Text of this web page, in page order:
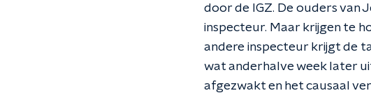
door de IGZ. De ouders van
inspecteur. Maar krijgen te
andere inspecteur krijgt de
wat anderhalve week later
afgezwakt en het causaal